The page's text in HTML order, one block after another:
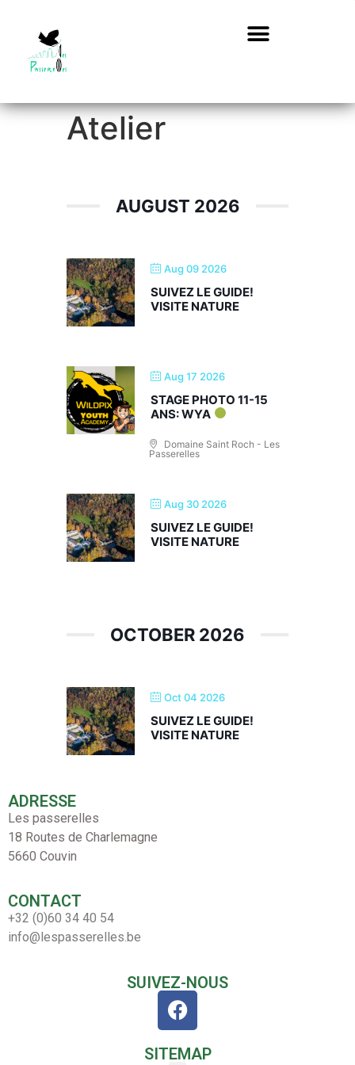
Atelier
AUGUST 2026
Aug 09 2026
SUIVEZ LE GUIDE!
VISITE NATURE
Aug 17 2026
STAGE PHOTO 11-15
ANS: WYA
Domaine Saint Roch - Les
Passerelles
Aug 30 2026
SUIVEZ LE GUIDE!
VISITE NATURE
OCTOBER 2026
Oct 04 2026
SUIVEZ LE GUIDE!
VISITE NATURE
ADRESSE
Les passerelles
18 Routes de Charlemagne
5660 Couvin
CONTACT
+32 (0)60 34 40 54
info@lespasserelles.be
SUIVEZ-NOUS
SITEMAP